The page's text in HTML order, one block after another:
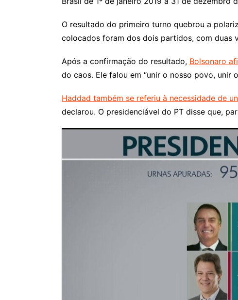
O resultado do primeiro turno quebrou a
colocados foram dos dois partidos, com duas
Após a confirmação do resultado, Bolsonaro
do caos. Ele falou em “unir o nosso povo, unir
Haddad também se referiu à necessidade de
declarou. O presidenciável do PT disse que,